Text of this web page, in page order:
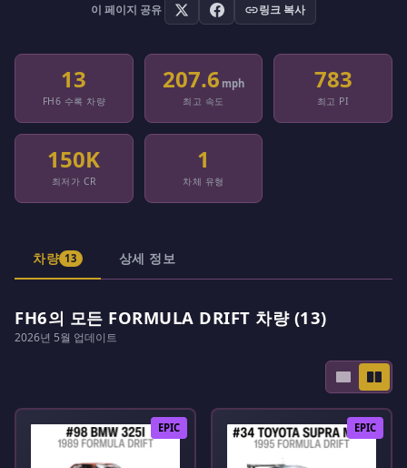
이 페이지 공유 링크 복사
13
FH6 수록 차량
207.6 mph
최고 속도
783
최고 PI
150K
최저가 CR
1
차체 유형
차량 13 상세 정보
FH6의 모든 FORMULA DRIFT 차량 (13)
2026년 5월 업데이트
EPIC EPIC